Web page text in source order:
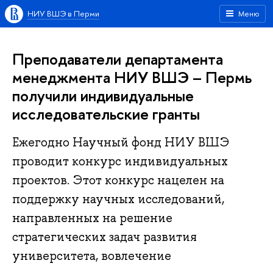
Меню
НИУ ВШЭ в Перми
Преподаватели департамента
менеджмента НИУ ВШЭ – Пермь
получили индивидуальные
исследовательские гранты
Ежегодно Научный фонд НИУ ВШЭ
проводит конкурс индивидуальных
проектов. Этот конкурс нацелен на
поддержку научных исследований,
направленных на решение
стратегических задач развития
университета, вовлечение